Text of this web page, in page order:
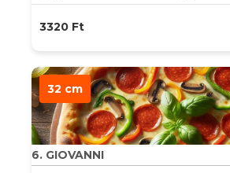
3320 Ft
32 cm
6. GIOVANNI